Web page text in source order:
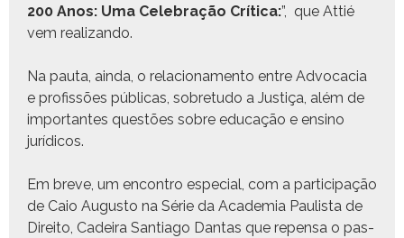
200 Anos: Uma Cel­e­bração Críti­ca:”, que Attié
vem realizando.
Na pau­ta, ain­da, o rela­ciona­men­to entre Advo­ca­cia
e profis­sões públi­cas, sobre­tu­do a Justiça, além de
impor­tantes questões sobre edu­cação e ensi­no
jurídicos.
Em breve, um encon­tro espe­cial, com a par­tic­i­pação
de Caio Augus­to na Série da Acad­e­mia Paulista de
Dire­ito, Cadeira San­ti­a­go Dan­tas que repen­sa o pas­